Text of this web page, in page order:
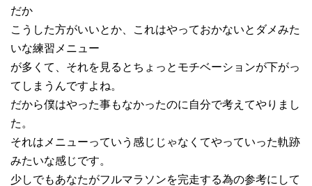
だか
こうした方がいいとか、これはやっておかないとダメみた
いな練習メニュー
が多くて、それを見るとちょっとモチベーションが下がっ
てしまうんですよね。
だから僕はやった事もなかったのに自分で考えてやりまし
た。
それはメニューっていう感じじゃなくてやっていった軌跡
みたいな感じです。
少しでもあなたがフルマラソンを完走する為の参考にして